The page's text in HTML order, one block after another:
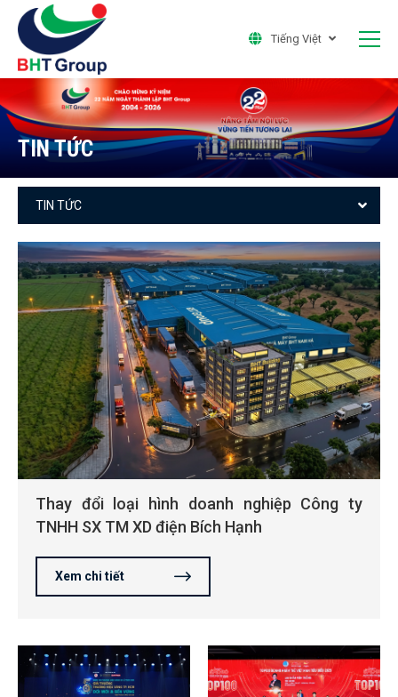
Tiếng Việt
TIN TỨC
TIN TỨC
Thay đổi loại hình doanh nghiệp Công ty
TNHH SX TM XD điện Bích Hạnh
Xem chi tiết